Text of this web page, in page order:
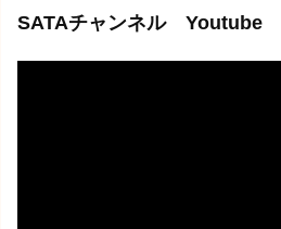
SATAチャンネル Youtube